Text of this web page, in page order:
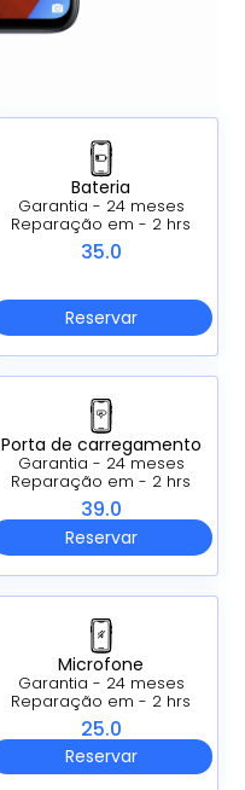
Bateria
Garantia - 24 meses
Reparação em - 2 hrs
35.0
Reservar
Porta de carregamento
Garantia - 24 meses
Reparação em - 2 hrs
39.0
Reservar
Microfone
Garantia - 24 meses
Reparação em - 2 hrs
25.0
Reservar